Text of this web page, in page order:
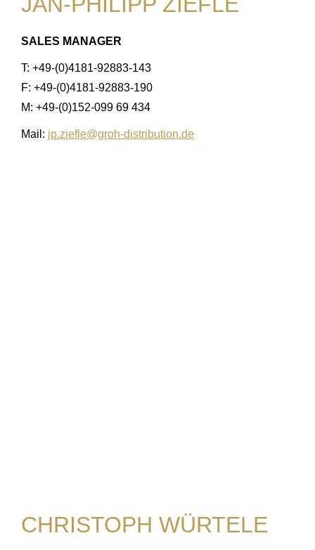
SALES MANAGER
T: +49-(0)4181-92883-143
F: +49-(0)4181-92883-190
M: +49-(0)152-099 69 434
Mail: jp.ziefle@groh-distribution.de
CHRISTOPH WÜRTELE